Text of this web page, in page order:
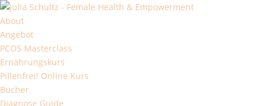
About
Angebot
PCOS Masterclass
Ernährungskurs
Pillenfrei! Online Kurs
Bücher
Diagnose Guide